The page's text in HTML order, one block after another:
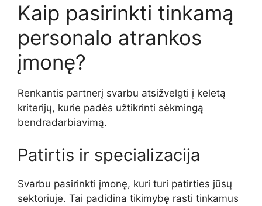
Kaip pasirinkti tinkamą
personalo atrankos
įmonę?
Renkantis partnerį svarbu atsižvelgti į keletą
kriterijų, kurie padės užtikrinti sėkmingą
bendradarbiavimą.
Patirtis ir specializacija
Svarbu pasirinkti įmonę, kuri turi patirties jūsų
sektoriuje. Tai padidina tikimybę rasti tinkamus